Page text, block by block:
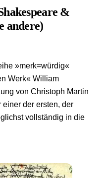
&
andere)
»merk=würdig«
Werk« William
von Christoph Martin
der ersten, der
vollständig in die